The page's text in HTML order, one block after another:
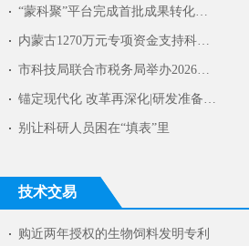
“蒙科聚”平台完成首批成果转化融资
内蒙古1270万元专项资金支持科技小院建设
市科技局联合市税务局举办2026年度高新技术企…
锚定现代化 改革再深化|研发准备金制度让企业…
别让科研人员困在“填表”里
技术交易
购近两年授权的生物饲料发明专利